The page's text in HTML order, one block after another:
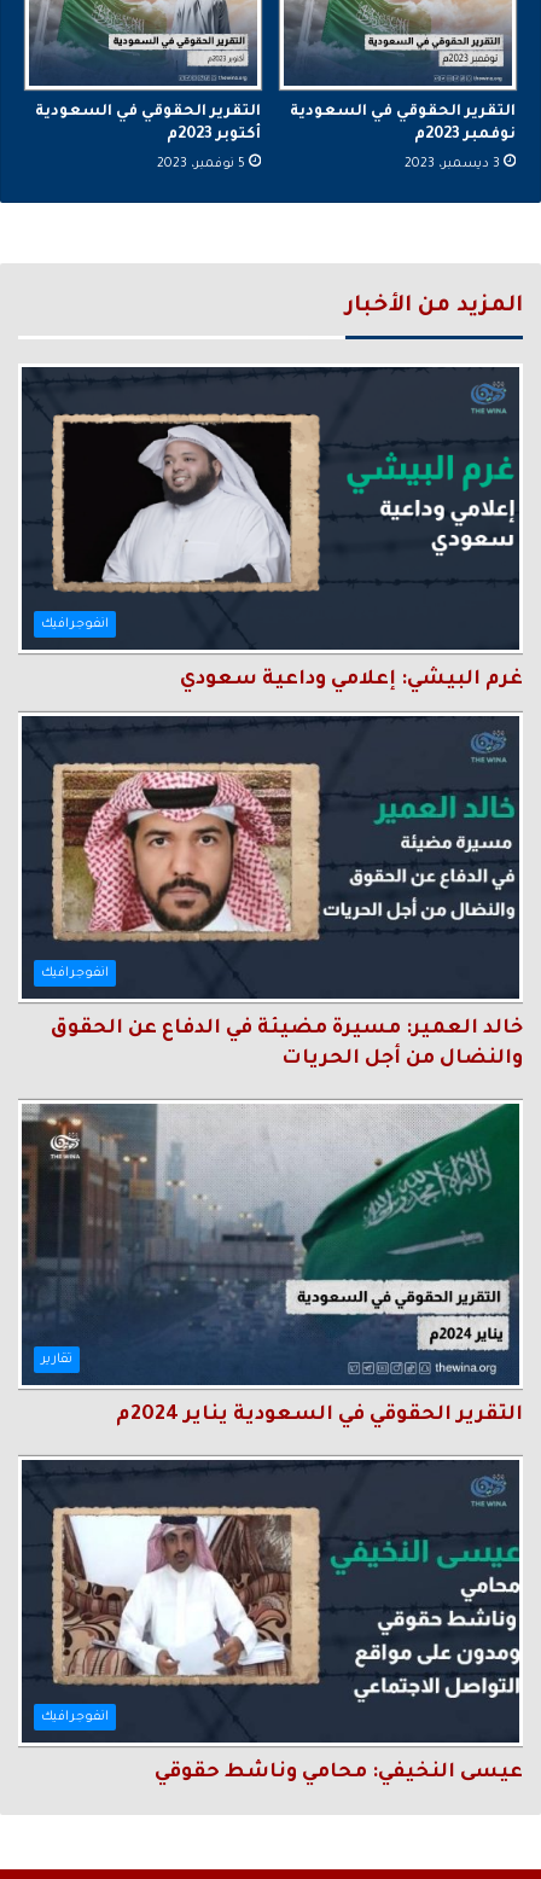
التقرير الحقوقي في السعودية
نوفمبر 2023م
3 ديسمبر، 2023
التقرير الحقوقي في السعودية
أكتوبر 2023م
5 نوفمبر، 2023
المزيد من الأخبار
انفوجرافيك
غرم البيشي: إعلامي وداعية سعودي
انفوجرافيك
خالد العمير: مسيرة مضيئة في الدفاع عن الحقوق
والنضال من أجل الحريات
تقارير
التقرير الحقوقي في السعودية يناير 2024م
انفوجرافيك
عيسى النخيفي: محامي وناشط حقوقي